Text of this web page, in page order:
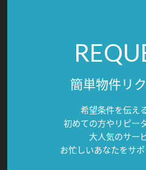
簡単物件リ
希望条件を伝え
初めての方やリピー
大人気のサー
お忙しいあなたをサポ